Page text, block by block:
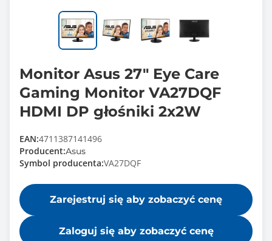
Monitor Asus 27" Eye Care
Gaming Monitor VA27DQF
HDMI DP głośniki 2x2W
EAN:4711387141496
Producent:Asus
Symbol producenta:VA27DQF
Zarejestruj się aby zobaczyć cenę
Zaloguj się aby zobaczyć cenę